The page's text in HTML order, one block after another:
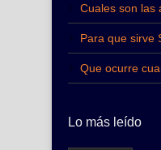
Cuales son las
Para que sirve
Que ocurre
Lo más leído